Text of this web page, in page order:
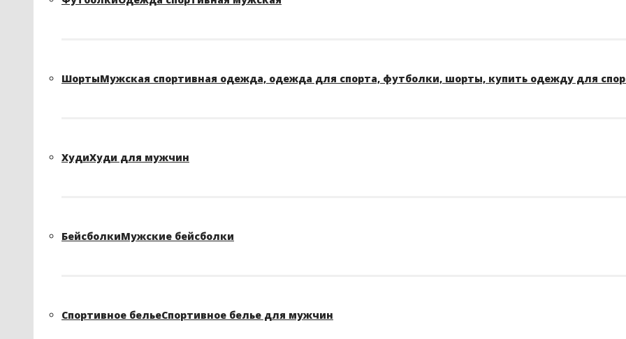
ШортыМужская спортивная одежда, одежда для спорта, футболки, шорты, купить одежду для
ХудиХуди для мужчин
БейсболкиМужские бейсболки
Спортивное бельеСпортивное белье для мужчин